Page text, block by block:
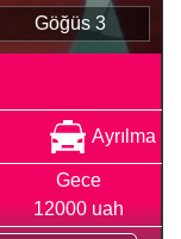
Göğüs 3
Ayrılma
Gece
12000 uah